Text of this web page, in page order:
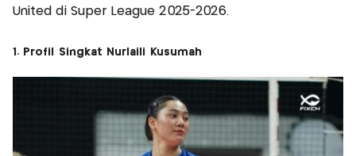
United di Super League 2025-2026.
1. Profil Singkat Nurlaili Kusumah